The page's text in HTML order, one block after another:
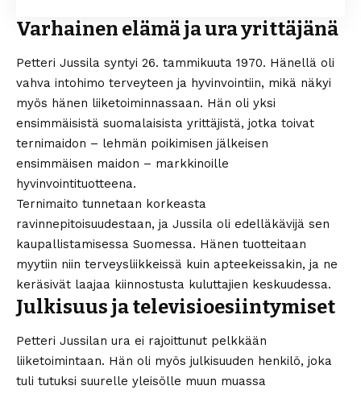
Varhainen elämä ja ura yrittäjänä
Petteri Jussila syntyi 26. tammikuuta 1970. Hänellä oli
vahva intohimo terveyteen ja hyvinvointiin, mikä näkyi
myös hänen liiketoiminnassaan. Hän oli yksi
ensimmäisistä suomalaisista yrittäjistä, jotka toivat
ternimaidon – lehmän poikimisen jälkeisen
ensimmäisen maidon – markkinoille
hyvinvointituotteena.
Ternimaito tunnetaan korkeasta
ravinnepitoisuudestaan, ja Jussila oli edelläkävijä sen
kaupallistamisessa Suomessa. Hänen tuotteitaan
myytiin niin terveysliikkeissä kuin apteekeissakin, ja ne
keräsivät laajaa kiinnostusta kuluttajien keskuudessa.
Julkisuus ja televisioesiintymiset
Petteri Jussilan ura ei rajoittunut pelkkään
liiketoimintaan. Hän oli myös julkisuuden henkilö, joka
tuli tutuksi suurelle yleisölle muun muassa